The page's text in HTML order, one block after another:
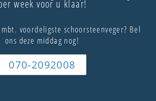
week voor u klaar!
voordeligste schoorsteenveger? Bel
ons deze middag nog!
070-2092008